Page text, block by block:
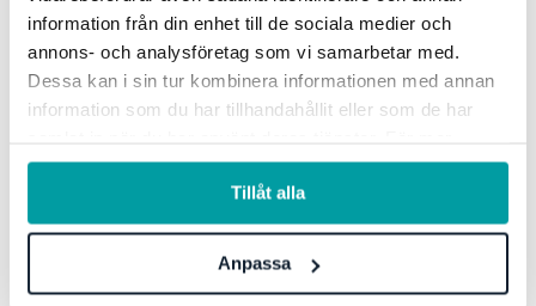
information från din enhet till de sociala medier och
annons- och analysföretag som vi samarbetar med.
Dessa kan i sin tur kombinera informationen med annan
information som du har tillhandahållit eller som de har
information, se vårintegritetspolicy.
Tillåt alla
Anpassa
av rapporter för olika målgrupper, såsom ledningen
och detaljerade operationella rapporter för dagligt
bruk. De avancerade funktionerna kan dock vara
använda fullt ut.
Stöd för lagar och ramverk